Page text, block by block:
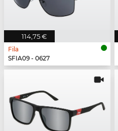
114,75 €
Fila
SFIA09 - 0627